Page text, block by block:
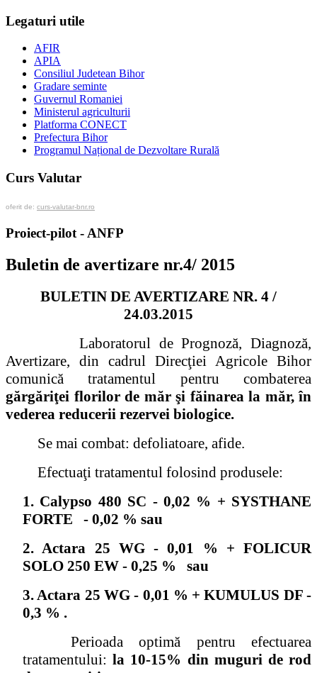
Legaturi utile
AFIR
APIA
Consiliul Judetean Bihor
Gradare seminte
Guvernul Romaniei
Ministerul agriculturii
Platforma CONECT
Prefectura Bihor
Programul Național de Dezvoltare Rurală
Curs Valutar
oferit de: curs-valutar-bnr.ro
Proiect-pilot - ANFP
Buletin de avertizare nr.4/ 2015
BULETIN DE AVERTIZARE NR. 4 /
24.03.2015
Laboratorul de Prognoză, Diagnoză,
Avertizare, din cadrul Direcţiei Agricole Bihor
comunică tratamentul pentru combaterea
gărgăriţei florilor de măr şi făinarea la măr, în
vederea reducerii rezervei biologice.
Se mai combat: defoliatoare, afide.
Efectuaţi tratamentul folosind produsele:
1. Calypso 480 SC - 0,02 % + SYSTHANE
FORTE - 0,02 % sau
2. Actara 25 WG - 0,01 % + FOLICUR
SOLO 250 EW - 0,25 % sau
3. Actara 25 WG - 0,01 % + KUMULUS DF -
0,3 % .
Perioada optimă pentru efectuarea
tratamentului:la 10-15% din muguri de rod